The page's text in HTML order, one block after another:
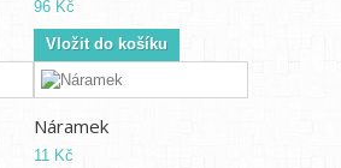
96 Kč
Vložit do košíku
Náramek
11 Kč